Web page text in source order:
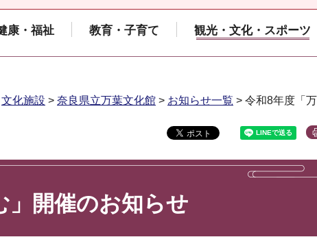
康・福祉 教育・子育て 観光・文化・スポーツ
文化施設 > 奈良県立万葉文化館 > お知らせ一覧 > 令和8年度「
」開催のお知らせ